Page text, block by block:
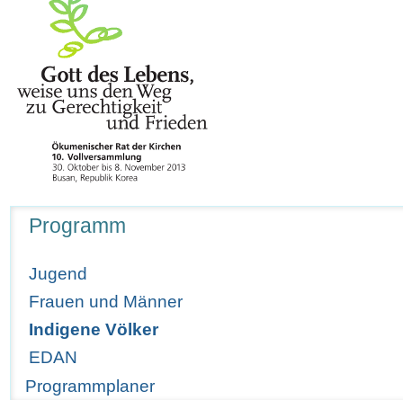
Programm
Jugend
Frauen und Männer
Indigene Völker
EDAN
Programmplaner